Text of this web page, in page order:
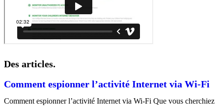
Des articles.
Comment espionner l’activité Internet via Wi-Fi
Comment espionner l’activité Internet via Wi-Fi Que vous cherchiez